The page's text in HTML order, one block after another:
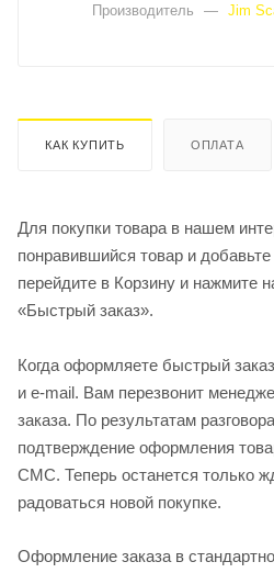
Производитель
— Jim
КАК КУПИТЬ ОПЛАТА
Для покупки товара в нашем
понравившийся товар и добавьте
перейдите в Корзину и нажмите
«Быстрый заказ».
Когда оформляете быстрый
и e-mail. Вам перезвонит
заказа. По результатам
подтверждение оформления
СМС. Теперь останется только
радоваться новой покупке.
Оформление заказа в